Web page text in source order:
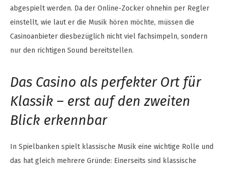
abgespielt werden. Da der Online-Zocker ohnehin per Regler
einstellt, wie laut er die Musik hören möchte, müssen die
Casinoanbieter diesbezüglich nicht viel fachsimpeln, sondern
nur den richtigen Sound bereitstellen.
Das Casino als perfekter Ort für
Klassik – erst auf den zweiten
Blick erkennbar
In Spielbanken spielt klassische Musik eine wichtige Rolle und
das hat gleich mehrere Gründe: Einerseits sind klassische